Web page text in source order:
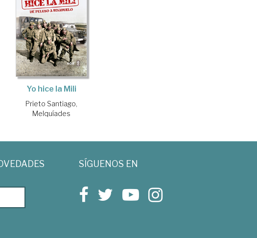
Yo hice la Mili
Prieto Santiago,
Melquíades
SÍGUENOS EN